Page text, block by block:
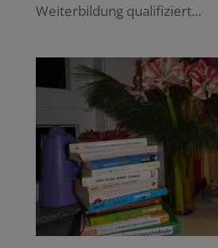
Weiterbildung qualifiziert...